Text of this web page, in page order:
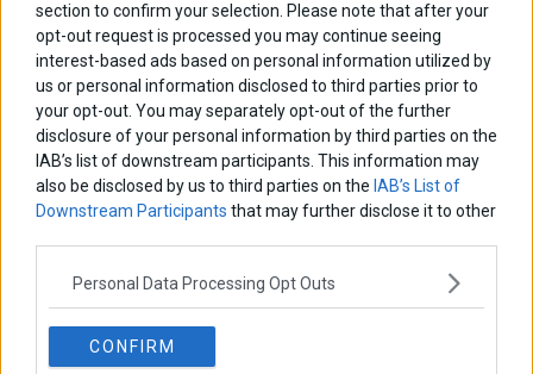
section to confirm your selection. Please note that after your
opt-out request is processed you may continue seeing
interest-based ads based on personal information utilized by
us or personal information disclosed to third parties prior to
your opt-out. You may separately opt-out of the further
disclosure of your personal information by third parties on the
IAB’s list of downstream participants. This information may
also be disclosed by us to third parties on the IAB’s List of
Downstream Participants that may further disclose it to other
Personal Data Processing Opt Outs
CONFIRM